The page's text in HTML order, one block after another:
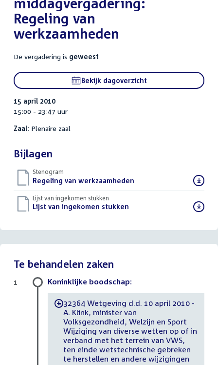
Regeling van
werkzaamheden
De vergadering is geweest
Bekijk dagoverzicht
15 april 2010
15:00 - 23:47 uur
Zaal: Plenaire zaal
Bijlagen
Stenogram
Download
bestand:
Regeling van werkzaamheden
Lijst van ingekomen stukken
Download
Lijst van ingekomen stukken
Te behandelen zaken
Koninklijke boodschap:
-32364 Wetgeving d.d. 10 april 2010 -
A. Klink, minister van
Volksgezondheid, Welzijn en Sport
Wijziging van diverse wetten op of in
verband met het terrein van VWS,
ten einde wetstechnische gebreken
te herstellen en andere wijzigingen
1